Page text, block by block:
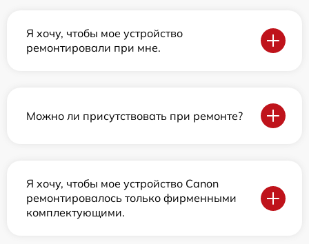
Я хочу, чтобы мое устройство
ремонтировали при мне.
Можно ли присутствовать при ремонте?
Я хочу, чтобы мое устройство Canon
ремонтировалось только фирменными
комплектующими.